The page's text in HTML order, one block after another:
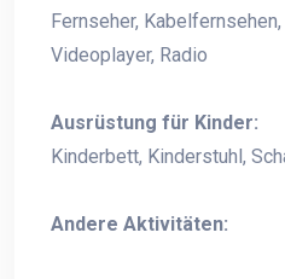
Fernseher,
Videoplayer, Radio
Ausrüstung für Kinder:
Kinderbett, Kinderstuhl,
Andere Aktivitäten: